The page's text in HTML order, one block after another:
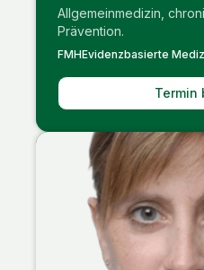
Allgemeinmedizin,
Prävention.
FMHEvidenzbasierte
Termin